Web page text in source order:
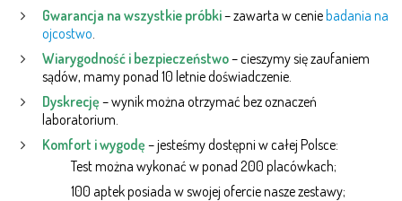
Gwarancja na wszystkie próbki– zawarta w ceniebadania na
ojcostwo
Wiarygodność i bezpieczeństwo– cieszymy się zaufaniem
sądów, mamy ponad 10 letnie doświadczenie.
Dyskrecję – wynik można otrzymać bez oznaczeń
laboratorium.
Komfort i wygodę – jesteśmy dostępni w całej Polsce:
Test można wykonać w ponad 200 placówkach;
100 aptek posiada w swojej ofercie nasze zestawy;